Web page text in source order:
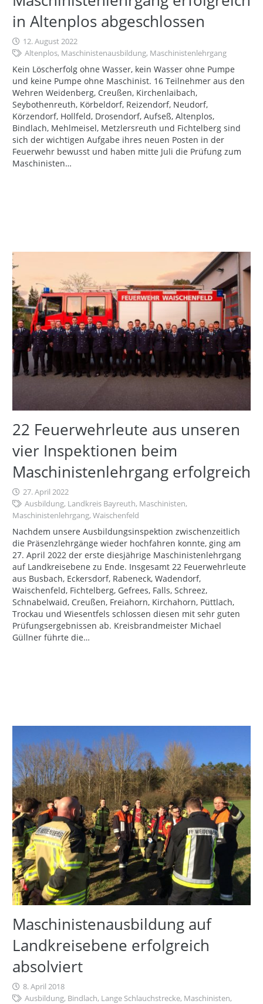
in Altenplos abgeschlossen
12. August 2022
Altenplos, Maschinistenausbildung, Maschinistenlehrgang
Kein Löscherfolg ohne Wasser, kein Wasser ohne Pumpe
und keine Pumpe ohne Maschinist. 16 Teilnehmer aus den
Wehren Weidenberg, Creußen, Kirchenlaibach,
Seybothenreuth, Körbeldorf, Reizendorf, Neudorf,
Körzendorf, Hollfeld, Drosendorf, Aufseß, Altenplos,
Bindlach, Mehlmeisel, Metzlersreuth und Fichtelberg sind
sich der wichtigen Aufgabe ihres neuen Posten in der
Feuerwehr bewusst und haben mitte Juli die Prüfung zum
Maschinisten…
22 Feuerwehrleute aus unseren
vier Inspektionen beim
Maschinistenlehrgang erfolgreich
27. April 2022
Ausbildung, Landkreis Bayreuth, Maschinisten,
Maschinistenlehrgang, Waischenfeld
Nachdem unsere Ausbildungsinspektion zwischenzeitlich
die Präsenzlehrgänge wieder hochfahren konnte, ging am
27. April 2022 der erste diesjährige Maschinistenlehrgang
auf Landkreisebene zu Ende. Insgesamt 22 Feuerwehrleute
aus Busbach, Eckersdorf, Rabeneck, Wadendorf,
Waischenfeld, Fichtelberg, Gefrees, Falls, Schreez,
Schnabelwaid, Creußen, Freiahorn, Kirchahorn, Püttlach,
Trockau und Wiesentfels schlossen diesen mit sehr guten
Prüfungsergebnissen ab. Kreisbrandmeister Michael
Güllner führte die…
Maschinistenausbildung auf
Landkreisebene erfolgreich
absolviert
8. April 2018
Ausbildung, Bindlach, Lange Schlauchstrecke, Maschinisten,